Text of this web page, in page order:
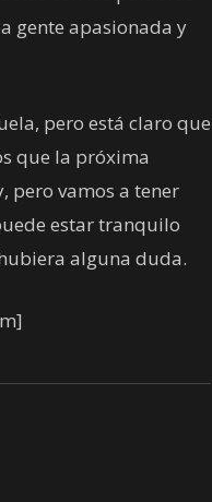
gente apasionada y
pero está claro que
que la próxima
pero vamos a tener
estar tranquilo
alguna duda.